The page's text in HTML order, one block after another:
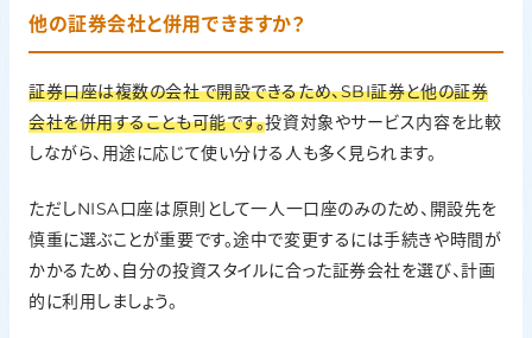
他の証券会社と併用できますか？
証券口座は複数の会社で開設できるため、SBI証券と他の証券
会社を併用することも可能です。投資対象やサービス内容を比較
しながら、用途に応じて使い分ける人も多く見られます。
ただしNISA口座は原則として一人一口座のみのため、開設先を
慎重に選ぶことが重要です。途中で変更するには手続きや時間が
かかるため、自分の投資スタイルに合った証券会社を選び、計画
的に利用しましょう。